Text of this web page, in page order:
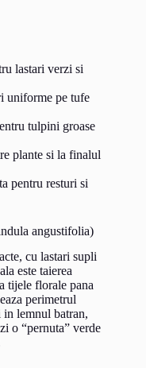
lastari verzi si
uniforme pe tufe
tulpini groase
plante si la finalul
pentru resturi si
angustifolia)
cu lastari supli
este taierea
tijele florale pana
perimetrul
lemnul batran,
o “pernuta” verde